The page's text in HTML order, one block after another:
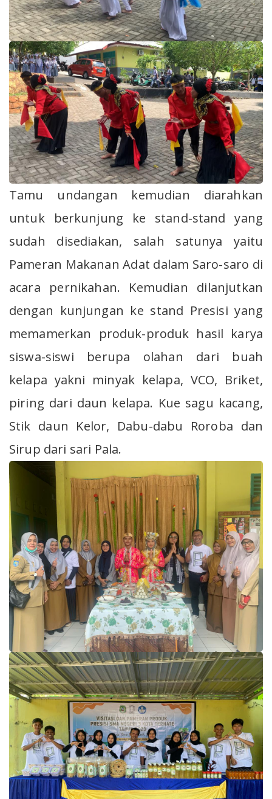
Tamu undangan kemudian diarahkan
untuk berkunjung ke stand-stand yang
sudah disediakan, salah satunya yaitu
Pameran Makanan Adat dalam Saro-saro di
acara pernikahan. Kemudian dilanjutkan
dengan kunjungan ke stand Presisi yang
memamerkan produk-produk hasil karya
siswa-siswi berupa olahan dari buah
kelapa yakni minyak kelapa, VCO, Briket,
piring dari daun kelapa. Kue sagu kacang,
Stik daun Kelor, Dabu-dabu Roroba dan
Sirup dari sari Pala.